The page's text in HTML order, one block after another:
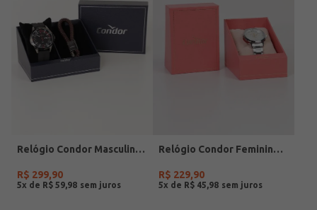
Relógio Condor Masculino PRETO
R$ 299,90
5x de R$ 59 98
Relógio Condor Feminino PRATA
R$ 229,90
5x de R$ 45 98